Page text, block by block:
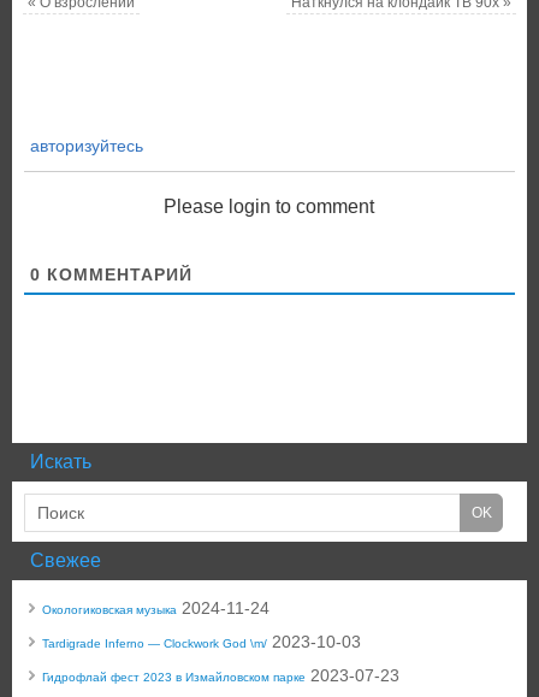
авторизуйтесь
Please login to comment
0 КОММЕНТАРИЙ
Искать
Свежее
Окологиковская музыка 2024-11-24
Tardigrade Inferno — Clockwork God \m/ 2023-10-03
Гидрофлай фест 2023 в Измайловском парке 2023-07-23